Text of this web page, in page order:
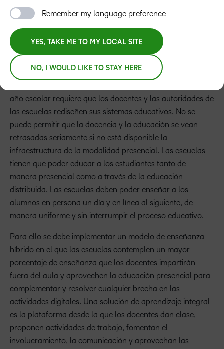
año escolar requiere que los docentes y las autoridades de
las escuelas rediseñen sus sistemas educativos. No se
puede permitir que la docencia y la educación se vean
retrasadas seriamente si no está disponible la
infraestructura de la modalidad presencial. Las escuelas
tienen que poder educar a los estudiantes tanto de
manera presencial como a través de la educación
distribuida. Las escuelas deben poder enseñar a los
alumnos en persona un día y en línea al siguiente, de
manera uniforme y sin interrumpir el proceso educativo.
Para ello se debe implementar un modelo de enseñanza
híbrido en el que las escuelas contemplen un mayor
porcentaje de enseñanza que los docentes impartirán
fuera del aula y aprovechen la educación presencial para
complementar y resolver cualquier brecha en las
actividades digitales. Una solución de aprendizaje integral
es la plataforma desde la que los docentes dan clase,
proponen actividades de trabajo, fomentan el
involucramiento, la comunicación y aprovechan las
Remember my language preference
YES, TAKE ME TO MY LOCAL SITE
NO, I WOULD LIKE TO STAY HERE